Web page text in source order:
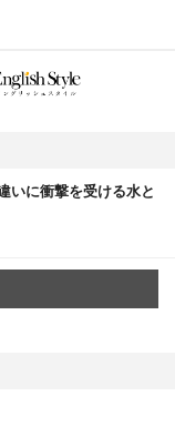
いに衝撃を受ける水と